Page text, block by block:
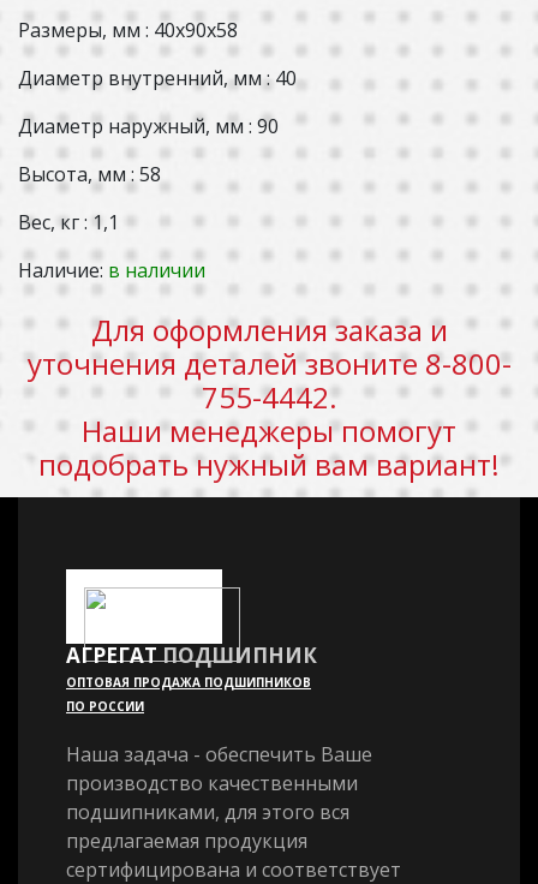
Размеры, мм : 40x90x58
Диаметр внутренний, мм : 40
Диаметр наружный, мм : 90
Высота, мм : 58
Вес, кг : 1,1
Наличие: в наличии
Для оформления заказа и
уточнения деталей звоните 8-800-
755-4442.
Наши менеджеры помогут
подобрать нужный вам вариант!
АГРЕГАТПОДШИПНИК
ОПТОВАЯ ПРОДАЖА ПОДШИПНИКОВ
ПО РОССИИ
Наша задача - обеспечить Ваше
производство качественными
подшипниками, для этого вся
предлагаемая продукция
сертифицирована и соответствует